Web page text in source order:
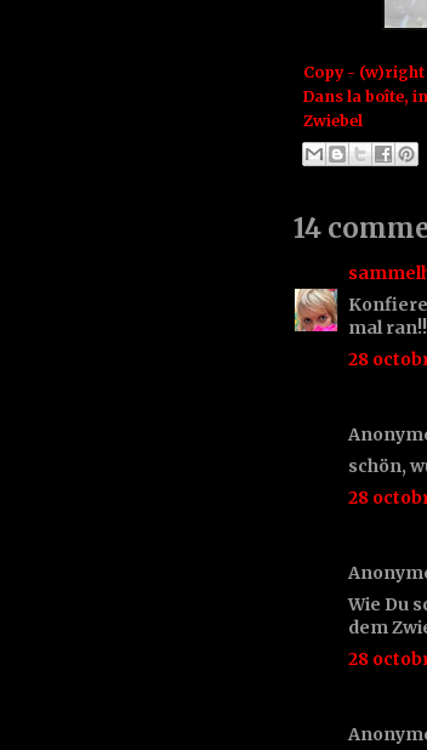
Copy - (w)right
Dans la boîte,
Zwiebel
14
mal ran!!
28
schön,
28
Wie Du
dem
28